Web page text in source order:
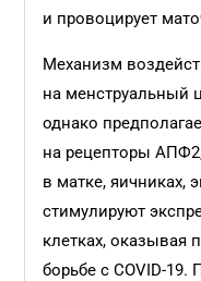
и провоцирует
Механизм
на менструальный
однако
на рецепторы
в матке, яичниках,
стимулируют
клетках, оказывая
борьбе с COVID-19.